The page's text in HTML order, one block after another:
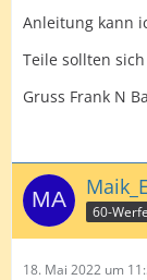
Anleitung kann
Teile sollten
Gruss Frank N
Maik_E
60-
18. Mai 2022 um